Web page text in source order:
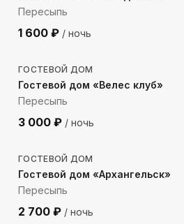
Пересыпь
1 600 ₽ / ночь
183м до моря
ГОСТЕВОЙ ДОМ
Гостевой дом «Велес клуб»
Пересыпь
3 000 ₽ / ночь
298м до моря
ГОСТЕВОЙ ДОМ
Гостевой дом «Архангельск»
Пересыпь
2 700 ₽ / ночь
232м до моря